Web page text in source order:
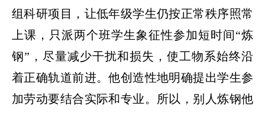
组科研项目，让低年级学生仍按正常秩序照常
上课，只派两个班学生象征性参加短时间“炼
钢” ，尽量减少干扰和损失，使工物系始终沿
着正确轨道前进。他创造性地明确提出学生参
加劳动要结合实际和专业。所以，别人炼钢他